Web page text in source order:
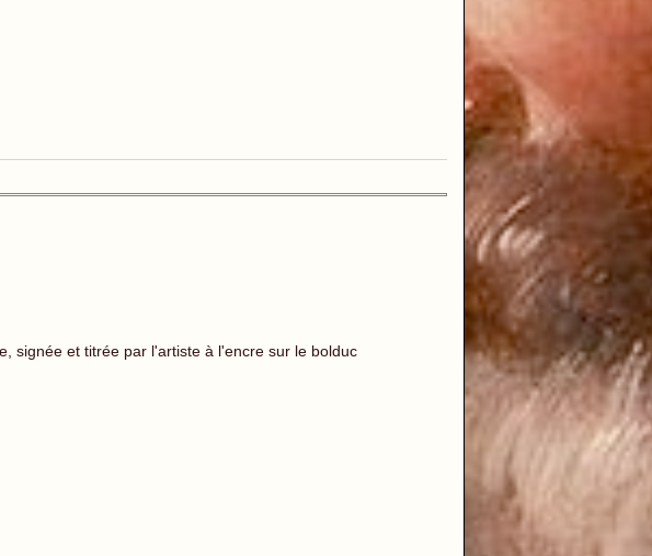
signée et titrée par l'artiste à l'encre sur le bolduc